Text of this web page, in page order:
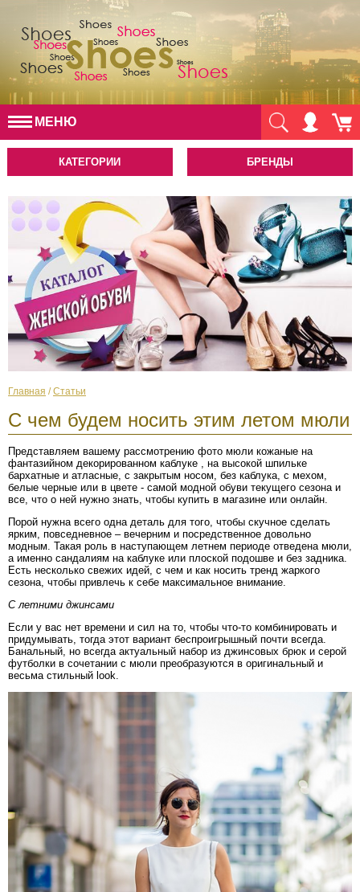
МЕНЮ
КАТЕГОРИИ БРЕНДЫ
Главная /Статьи
С чем будем носить этим летом мюли
Представляем вашему рассмотрению фото мюли кожаные на
фантазийном декорированном каблуке , на высокой шпильке
бархатные и атласные, с закрытым носом, без каблука, с мехом,
белые черные или в цвете - самой модной обуви текущего сезона и
все, что о ней нужно знать, чтобы купить в магазине или онлайн.
Порой нужна всего одна деталь для того, чтобы скучное сделать
ярким, повседневное – вечерним и посредственное довольно
модным. Такая роль в наступающем летнем периоде отведена мюли,
а именно сандалиям на каблуке или плоской подошве и без задника.
Есть несколько свежих идей, с чем и как носить тренд жаркого
сезона, чтобы привлечь к себе максимальное внимание.
С летними джинсами
Если у вас нет времени и сил на то, чтобы что-то комбинировать и
придумывать, тогда этот вариант беспроигрышный почти всегда.
Банальный, но всегда актуальный набор из джинсовых брюк и серой
футболки в сочетании с мюли преобразуются в оригинальный и
весьма стильный look.